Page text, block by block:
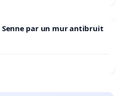
Senne par un mur antibruit